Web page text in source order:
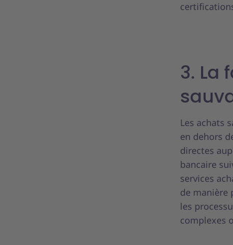
3. La
Les achats
en dehors
directes
bancaire
services
de manière
les
complexes